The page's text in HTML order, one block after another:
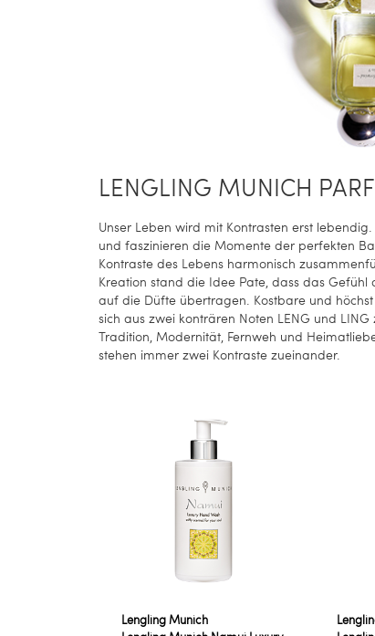
LENGLING MUNICH
Unser Leben wird mit Kontrasten erst
und faszinieren die Momente der perfekten
Kontraste des Lebens harmonisch
Kreation stand die Idee Pate, dass das
auf die Düfte übertragen. Kostbare und
sich aus zwei konträren Noten LENG und
Tradition, Modernität, Fernweh und
stehen immer zwei Kontraste zueinander.
Lengling Munich